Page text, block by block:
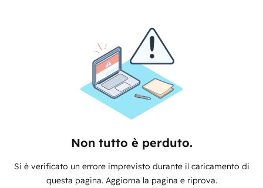
Non tutto è perduto.
Si è verificato un errore imprevisto durante il caricamento di
questa pagina. Aggiorna la pagina e riprova.